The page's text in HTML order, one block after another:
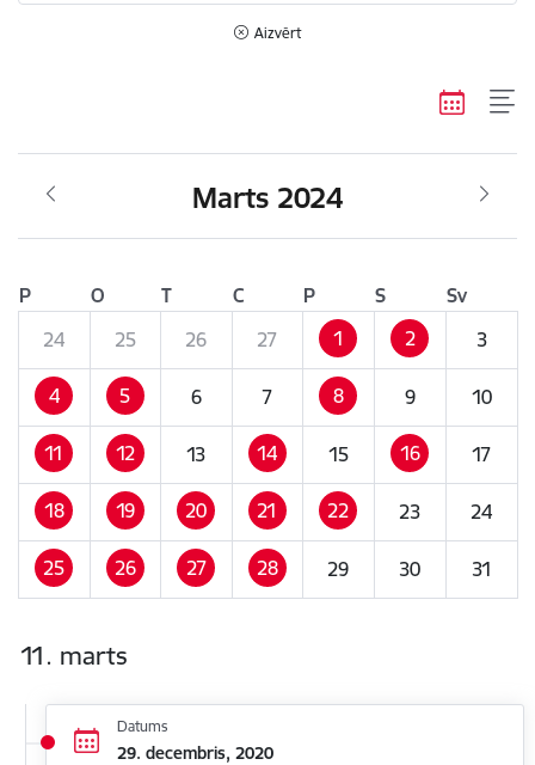
Aizvērt
Marts 2024
P O T C P S
Sv
24
25 26 27 1 2 3
4 5 6 7 8 9 10
11 12 13 14 15 16 17
18 19 20 21 22 23 24
25 26 27 28 29 30 31
11. marts
Datums
29. decembris, 2020